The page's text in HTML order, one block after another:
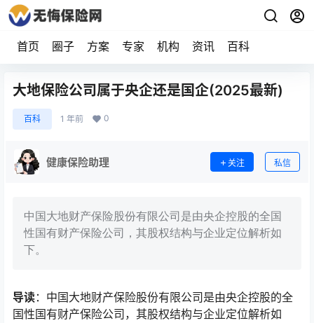
首页 圈子 方案 专家 机构 资讯 百科
大地保险公司属于央企还是国企(2025最新)
百科 1 年前 0
健康保险助理 关注 私信
中国大地财产保险股份有限公司是由央企控股的全国
性国有财产保险公司，其股权结构与企业定位解析如
下。
导读：中国大地财产保险股份有限公司是由央企控股的全
国性国有财产保险公司，其股权结构与企业定位解析如